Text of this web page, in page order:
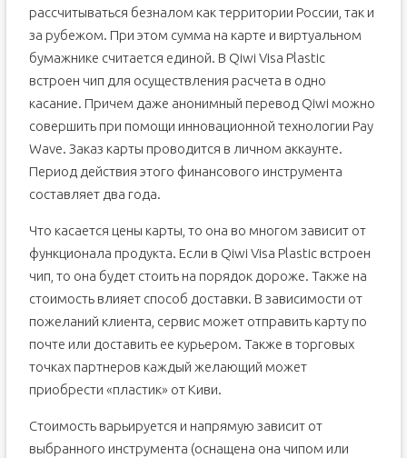
рассчитываться безналом как территории России, так и
за рубежом. При этом сумма на карте и виртуальном
бумажнике считается единой. В Qiwi Visa Plastic
встроен чип для осуществления расчета в одно
касание. Причем даже анонимный перевод Qiwi можно
совершить при помощи инновационной технологии Pay
Wave. Заказ карты проводится в личном аккаунте.
Период действия этого финансового инструмента
составляет два года.
Что касается цены карты, то она во многом зависит от
функционала продукта. Если в Qiwi Visa Plastic встроен
чип, то она будет стоить на порядок дороже. Также на
стоимость влияет способ доставки. В зависимости от
пожеланий клиента, сервис может отправить карту по
почте или доставить ее курьером. Также в торговых
точках партнеров каждый желающий может
приобрести «пластик» от Киви.
Стоимость варьируется и напрямую зависит от
выбранного инструмента (оснащена она чипом или